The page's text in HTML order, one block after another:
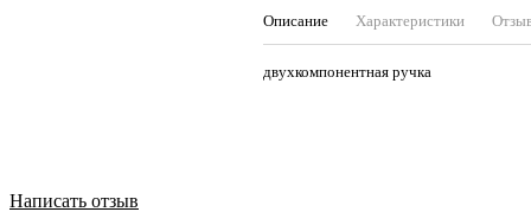
Описание Характеристики
двухкомпонентная ручка
Написать отзыв